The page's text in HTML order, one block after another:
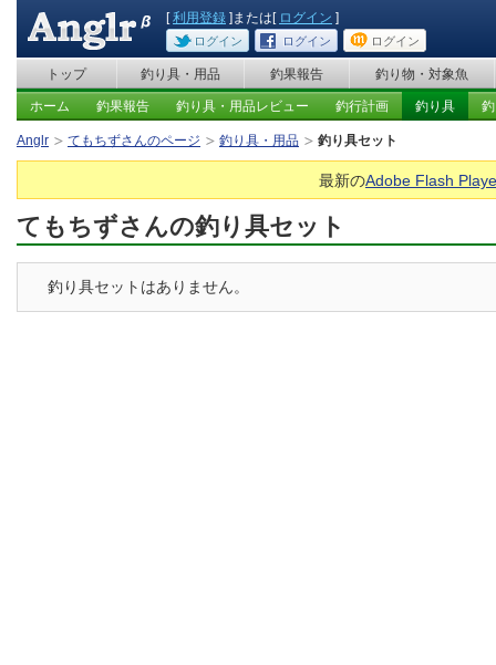
[利用登録 ]または[ ログイン ]
ログイン ログイン ログイン
トップ 釣り具・用品 釣果報告 釣り物・対象魚
ホーム 釣果報告 釣り具・用品レビュー 釣行計画 釣り具
Anglr てもちずさんのページ 釣り具・用品 釣り具セット
最新のAdobe Flash
てもちずさんの釣り具セット
釣り具セットはありません。